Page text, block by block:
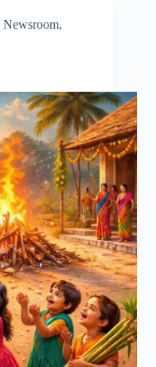
Newsroom,